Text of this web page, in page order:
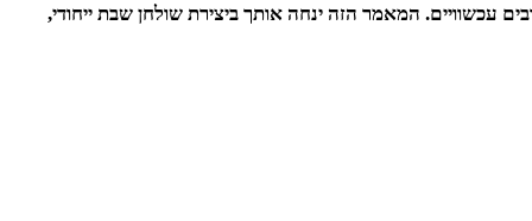
עכשוויים. המאמר הזה ינחה אותך ביצירת שולחן שבת ייחודי,